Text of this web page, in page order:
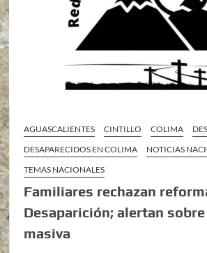
AGUASCALIENTES CINTILLO COLIMA
DESAPARECIDOS EN COLIMA
NOTICIAS
TEMAS NACIONALES
Familiares rechazan
Desaparición; alertan
masiva